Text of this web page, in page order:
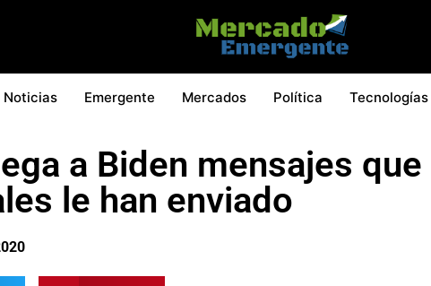
Noticias Emergente Mercados Política Tecnologías
a Biden mensajes que
le han enviado